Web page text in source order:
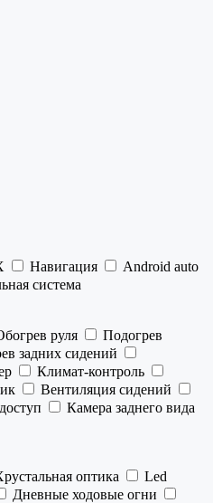
Навигация
Android auto
система
руля
Подогрев
задних сидений
Климат-контроль
Вентиляция сидений
Камера заднего вида
оптика
Led
Дневные ходовые огни